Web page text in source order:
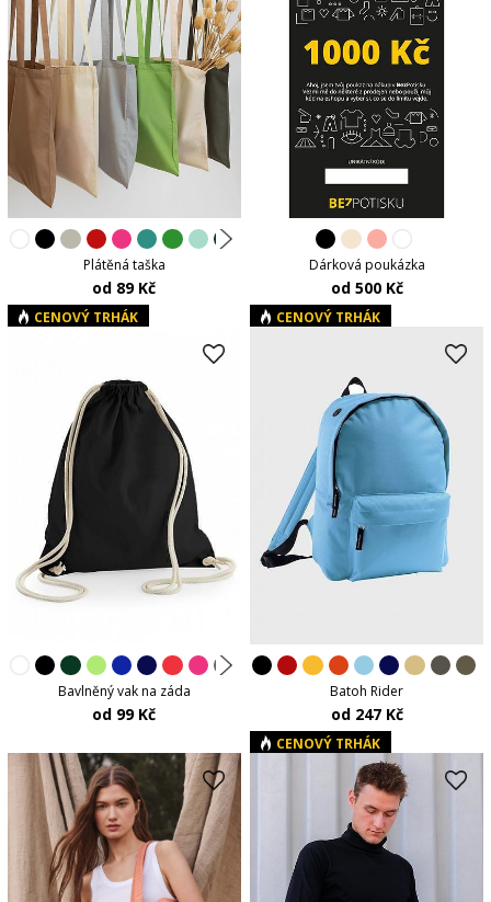
Plátěná taška
od 89 Kč
Dárková poukázka
od 500 Kč
CENOVÝ TRHÁK
Bavlněný vak na záda
od 99 Kč
CENOVÝ TRHÁK
Batoh Rider
od 247 Kč
CENOVÝ TRHÁK